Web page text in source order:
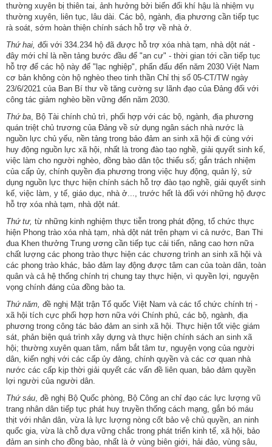
thường xuyên bị thiên tai, ảnh hưởng bởi biến đổi khí hậu là nhiệm vụ
thường xuyên, liên tục, lâu dài. Các bộ, ngành, địa phương cần tiếp tục
rà soát, sớm hoàn thiện chính sách hỗ trợ về nhà ở.
Thứ hai, đối với 334.234 hộ đã được hỗ trợ xóa nhà tạm, nhà dột nát -
đây mới chỉ là nền tảng bước đầu để "an cư" - thời gian tới cần tiếp tục
hỗ trợ để các hộ này để "lạc nghiệp", phấn đấu đến năm 2030 Việt Nam
cơ bản không còn hộ nghèo theo tinh thần Chỉ thị số 05-CT/TW ngày
23/6/2021 của Ban Bí thư về tăng cường sự lãnh đạo của Đảng đối với
công tác giảm nghèo bền vững đến năm 2030.
Thứ ba , Bộ Tài chính chủ trì, phối hợp với các bộ, ngành, địa phương
quán triệt chủ trương của Đảng về sử dụng ngân sách nhà nước là
nguồn lực chủ yếu, nền tảng trong bảo đảm an sinh xã hội đi cùng với
huy động nguồn lực xã hội, nhất là trong đào tạo nghề, giải quyết sinh kế,
việc làm cho người nghèo, đồng bào dân tộc thiểu số; gắn trách nhiệm
của cấp ủy, chính quyền địa phương trong việc huy động, quản lý, sử
dụng nguồn lực thực hiện chính sách hỗ trợ đào tạo nghề, giải quyết sinh
kế, việc làm, y tế, giáo dục, nhà ở..., trước hết là đối với những hộ được
hỗ trợ xóa nhà tạm, nhà dột nát.
Thứ tư, từ những kinh nghiệm thực tiễn trong phát động, tổ chức thực
hiện Phong trào xóa nhà tạm, nhà dột nát trên phạm vi cả nước, Ban Thi
đua Khen thưởng Trung ương cần tiếp tục cải tiến, nâng cao hơn nữa
chất lượng các phong trào thực hiện các chương trình an sinh xã hội và
các phong trào khác, bảo đảm lay động được tâm can của toàn dân, toàn
quân và cả hệ thống chính trị chung tay thực hiện, vì quyền lợi, nguyện
vọng chính đáng của đồng bào ta.
Thứ năm, đề nghị Mặt trận Tổ quốc Việt Nam và các tổ chức chính trị -
xã hội tích cực phối hợp hơn nữa với Chính phủ, các bộ, ngành, địa
phương trong công tác bảo đảm an sinh xã hội. Thực hiện tốt việc giám
sát, phản biện quá trình xây dựng và thực hiện chính sách an sinh xã
hội; thường xuyên quan tâm, nắm bắt tâm tư, nguyện vọng của người
dân, kiến nghị với các cấp ủy đảng, chính quyền và các cơ quan nhà
nước các cấp kịp thời giải quyết các vấn đề liên quan, bảo đảm quyền
lợi người của người dân.
Thứ sáu , đề nghị Bộ Quốc phòng, Bộ Công an chỉ đạo các lực lượng vũ
trang nhân dân tiếp tục phát huy truyền thống cách mạng, gắn bó máu
thịt với nhân dân, vừa là lực lượng nòng cốt bảo vệ chủ quyền, an ninh
quốc gia, vừa là chỗ dựa vững chắc trong phát triển kinh tế, xã hội, bảo
đảm an sinh cho đồng bào, nhất là ở vùng biên giới, hải đảo, vùng sâu,